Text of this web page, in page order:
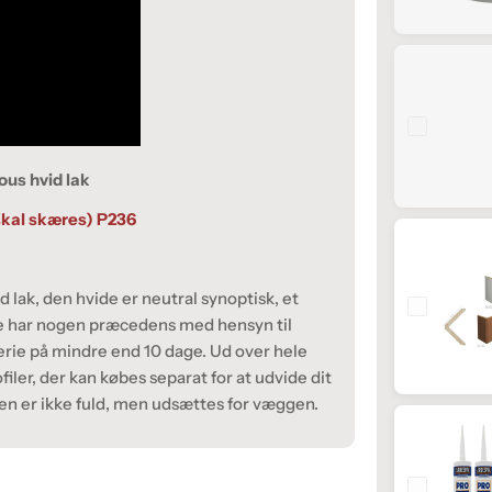
hvid lak
skæres) P236
lak, den hvide er neutral synoptisk, et
nogen præcedens med hensyn til
på mindre end 10 dage. Ud over hele
der kan købes separat for at udvide dit
er ikke fuld, men udsættes for væggen.